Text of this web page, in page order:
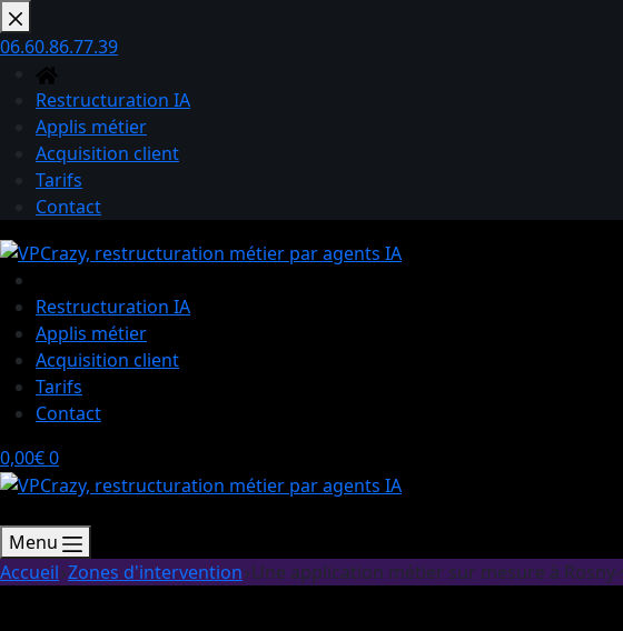
Passer
au
contenu
06.60.86.77.39
Restructuration IA
Applis métier
Acquisition client
Tarifs
Contact
Restructuration IA
Applis métier
Acquisition client
Tarifs
Contact
Panier
d’achat
0,00€0
Menu
Accueil Zones d'intervention Une application métier sur mesure à